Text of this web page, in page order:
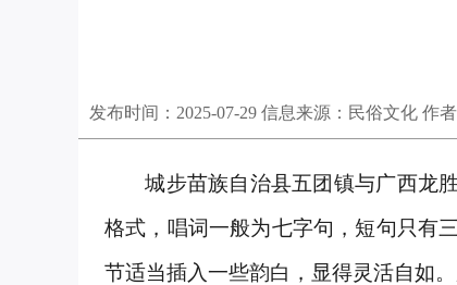
发布时间： 2025-07-29 信息来源：民俗文化 作
城步苗族自治县五团镇与广西龙
格式，唱词一般为七字句，短句只有
节适当插入一些韵白，显得灵活自如